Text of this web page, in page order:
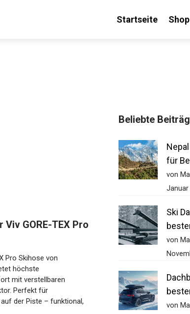
Startseite Shop
GORE-TEX
Pro Skihose von
höchste
mit verstellbaren
Perfekt für
der Piste – funktional,
Beliebte Beiträge
für
von
Januar
Ski
von
von
Produkte im Sale bei Decathlon an!